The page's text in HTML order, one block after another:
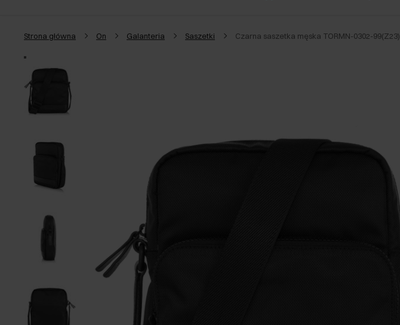
Strona główna On Galanteria Saszetki Czarna saszetka męska TORMN-0302-99(Z23)